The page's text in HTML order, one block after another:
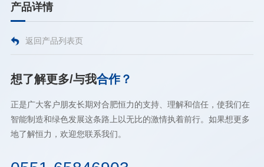
产品详情
返回产品列表页
想了解更多/与我合作？
正是广大客户朋友长期对合肥恒力的支持、理解和信任，使我们在
智能制造和绿色发展这条路上以无比的激情执着前行。如果想更多
地了解恒力，欢迎您联系我们。